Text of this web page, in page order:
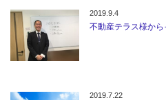
2019.9.4
不動産テラス様から
2019.7.22